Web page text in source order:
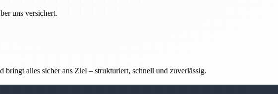
uns versichert.
alles sicher ans Ziel – strukturiert, schnell und zuverlässig.